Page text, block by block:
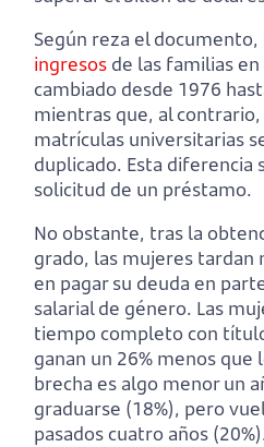
Según reza el
ingresos de las familias en
cambiado desde 1976
mientras que, al
matrículas universitarias
duplicado. Esta diferencia
solicitud de un préstamo.
No obstante, tras la
grado, las mujeres tardan
en pagar su deuda en
salarial de género. Las
tiempo completo con
ganan un 26% menos que
brecha es algo menor un
graduarse (18%), pero
pasados cuatro años